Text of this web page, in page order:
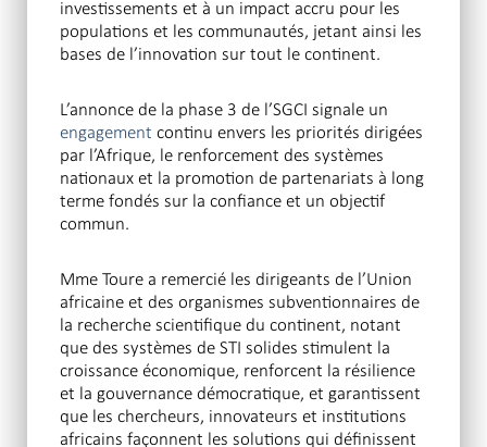
investissements et à un impact accru pour les
populations et les communautés, jetant ainsi les
bases de l’innovation sur tout le continent.
L’annonce de la phase 3 de l’SGCI signale un
engagement continu envers les priorités dirigées
par l’Afrique, le renforcement des systèmes
nationaux et la promotion de partenariats à long
terme fondés sur la confiance et un objectif
commun.
Mme Toure a remercié les dirigeants de l’Union
africaine et des organismes subventionnaires de
la recherche scientifique du continent, notant
que des systèmes de STI solides stimulent la
croissance économique, renforcent la résilience
et la gouvernance démocratique, et garantissent
que les chercheurs, innovateurs et institutions
africains façonnent les solutions qui définissent